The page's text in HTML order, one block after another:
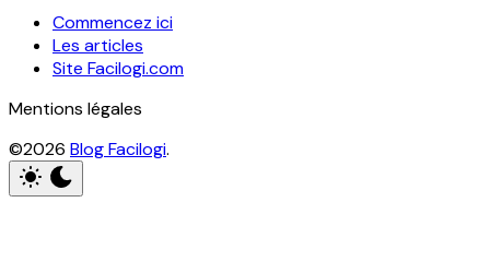
Commencez ici
Les articles
Site Facilogi.com
Mentions légales
©2026 Blog Facilogi.